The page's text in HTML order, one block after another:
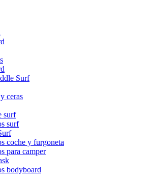
Surf
ceras
surf
surf
coche y furgoneta
para camper
bodyboard